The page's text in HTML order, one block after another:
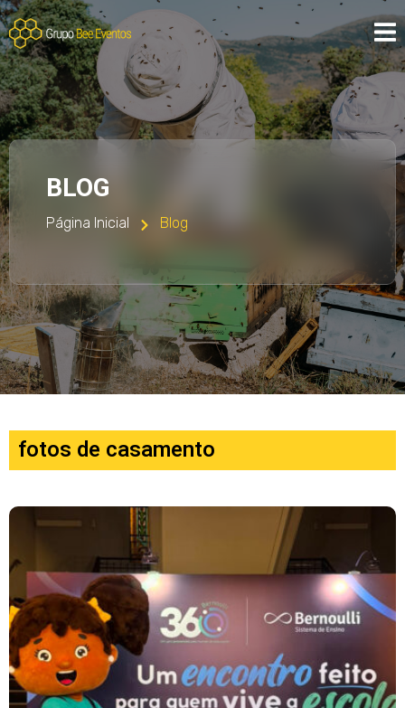
BLOG
Página Inicial Blog
fotos de casamento